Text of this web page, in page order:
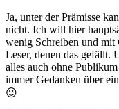
Ja, unter der Prämisse
nicht. Ich will hier
wenig Schreiben und mit
Leser, denen das gefällt.
alles auch ohne
immer Gedanken über
😉